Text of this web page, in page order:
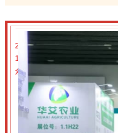
2022年第31届广州国际大健
16-18日在广州·广交会展馆隆
众数达60,000+人次。